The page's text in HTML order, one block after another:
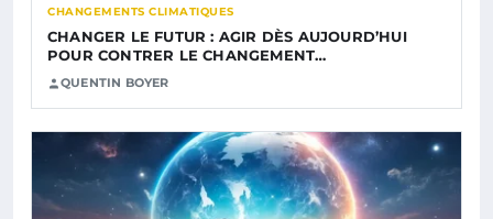
CHANGEMENTS CLIMATIQUES
CHANGER LE FUTUR : AGIR DÈS AUJOURD’HUI
POUR CONTRER LE CHANGEMENT…
QUENTIN BOYER